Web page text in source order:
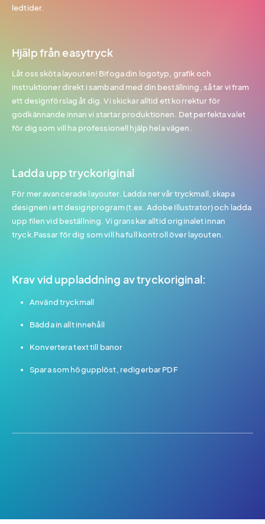
ledtider.
Hjälp från easytryck
Låt oss sköta layouten! Bifoga din logotyp, grafik och
instruktioner direkt i samband med din beställning, så tar vi fram
ett designförslag åt dig. Vi skickar alltid ett korrektur för
godkännande innan vi startar produktionen. Det perfekta valet
för dig som vill ha professionell hjälp hela vägen.
Ladda upp tryckoriginal
För mer avancerade layouter. Ladda ner vår tryckmall, skapa
designen i ett designprogram (t.ex. Adobe Illustrator) och ladda
upp filen vid beställning. Vi granskar alltid originalet innan
tryck.Passar för dig som vill ha full kontroll över layouten.
Krav vid uppladdning av tryckoriginal:
Använd tryckmall
Bädda in allt innehåll
Konvertera text till banor
Spara som högupplöst, redigerbar PDF